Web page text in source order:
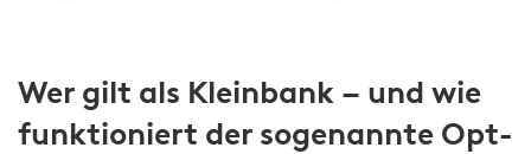
Wer gilt als Kleinbank – und wie
funktioniert der sogenannte Opt-